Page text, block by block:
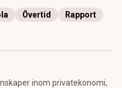
Övertid
Rapport
inom privatekonomi,